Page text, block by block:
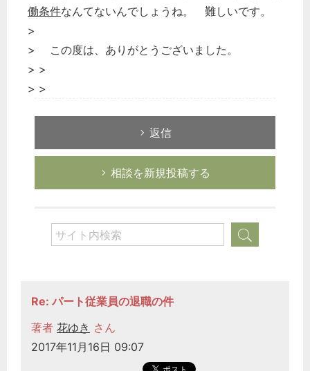
働条件なんてないんでしょうね。 難しいです。
>
> この度は、ありがとうございました。
> >
> >
返信
相談を新規投稿する
Re: パート従業員の退職の件
著者 花ゆき さん
2017年11月16日 09:07